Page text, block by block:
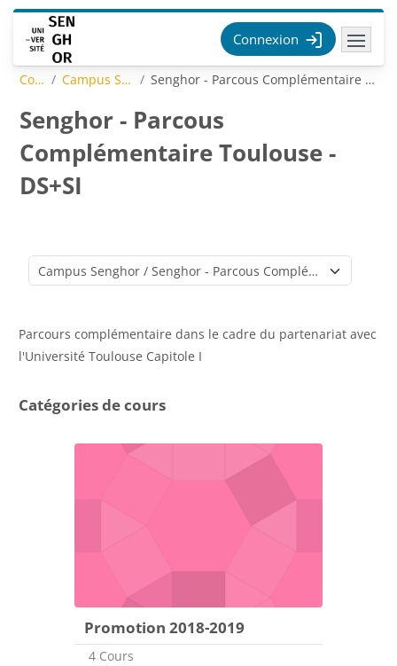
Passer au contenu principal
Connexion
Cours Campus Senghor Senghor - Parcous Complémentaire Toulouse - DS+SI
Senghor - Parcous
Complémentaire Toulouse -
DS+SI
Catégories de cours
Parcours complémentaire dans le cadre du partenariat avec
l'Université Toulouse Capitole I
Catégories de cours
Promotion 2018-2019
4 Cours